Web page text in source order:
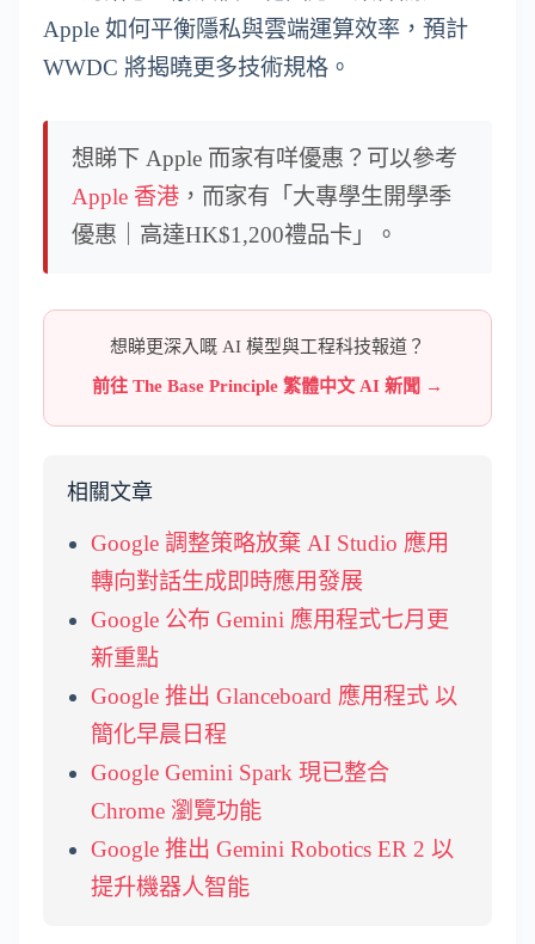
Apple 如何平衡隱私與雲端運算效率，預計
WWDC 將揭曉更多技術規格。
想睇下 Apple 而家有咩優惠？可以參考
Apple 香港 ，而家有「大專學生開學季
優惠｜高達HK$1,200禮品卡」。
想睇更深入嘅 AI 模型與工程科技報道？
前往 The Base Principle 繁體中文 AI 新聞 →
相關文章
Google 調整策略放棄 AI Studio 應用
轉向對話生成即時應用發展
Google 公布 Gemini 應用程式七月更
新重點
Google 推出 Glanceboard 應用程式 以
簡化早晨日程
Google Gemini Spark 現已整合
Chrome 瀏覽功能
Google 推出 Gemini Robotics ER 2 以
提升機器人智能